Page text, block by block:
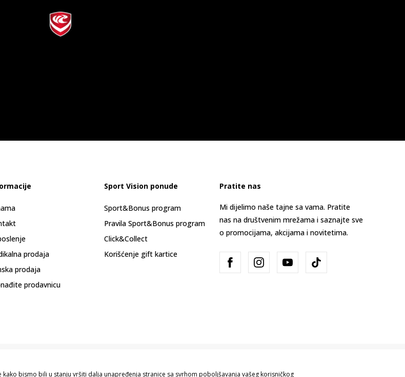
prodaja
prodaja
prodavnicu
Sport Vision ponude
Sport&Bonus program
Pravila Sport&Bonus program
Click&Collect
Korišćenje gift kartice
Pratite nas
Mi dijelimo naše tajne sa vama. Pratite
nas na društvenim mrežama i saznajte sve
o promocijama, akcijama i novitetima.
bismo bili u stanju vršiti dalja unapređenja stranice sa svrhom poboljšavanja vašeg korisničkog